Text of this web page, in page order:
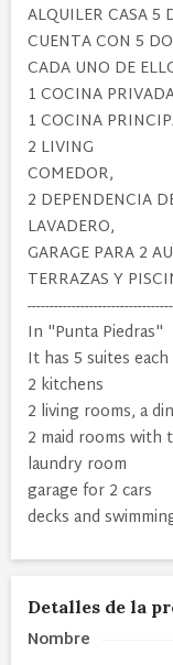
ALQUILER CASA 5
CUENTA CON 5
CADA UNO DE
1 COCINA
1 COCINA
2 LIVING
COMEDOR,
2 DEPENDENCIA
LAVADERO,
GARAGE PARA 2
TERRAZAS Y
In "Punta Piedras"
It has 5 suites
2 kitchens
2 living rooms, a
2 maid rooms with
laundry room
garage for 2 cars
decks and
Detalles de la
Nombre